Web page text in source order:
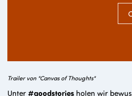
Trailer von "Canvas of Thoughts"
Unter#goodstories holen wir